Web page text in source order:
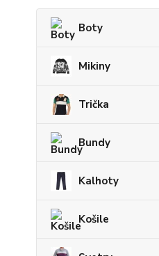
Boty
Mikiny
Trička
Bundy
Kalhoty
Košile